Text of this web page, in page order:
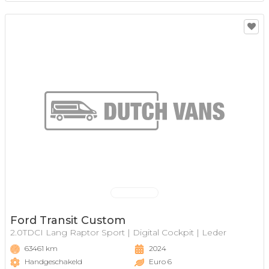
Ford Transit Custom
2.0TDCI Lang Raptor Sport | Digital Cockpit | Leder
63461 km
Handgeschakeld
2024
Euro 6